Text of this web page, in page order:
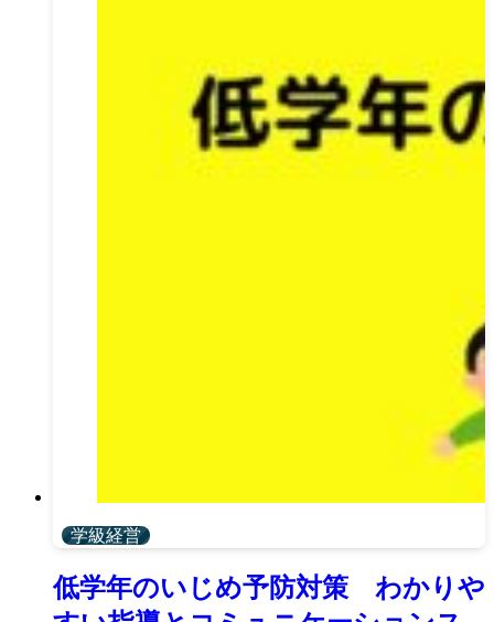
学級経営
低学年のいじめ予防対策 わかりや